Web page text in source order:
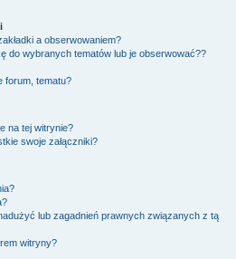
a obserwowaniem?
do wybranych tematów lub je obserwować??
forum, tematu?
na tej witrynie?
swoje załączniki?
lub zagadnień prawnych związanych z tą
witryny?